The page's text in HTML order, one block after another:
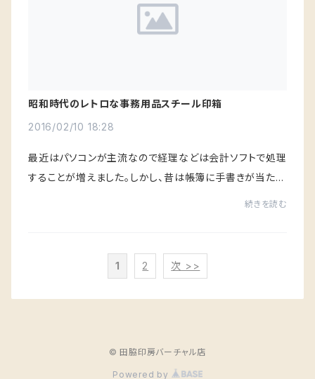
昭和時代のレトロな事務用品スチール印箱
2016/02/10 18:28
最近はパソコンが主流なので経理などは会計ソフトで処理
することが増えました。しかし、昔は帳簿に手書きが当たり
続きを読む
1 2 次 >>
© 田脇印房バーチャル店
Powered by